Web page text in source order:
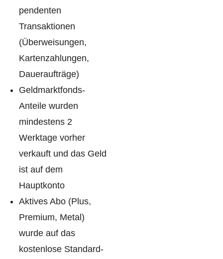
pendenten
Transaktionen
(Überweisungen,
Kartenzahlungen,
Daueraufträge)
Geldmarktfonds-
Anteile wurden
mindestens 2
Werktage vorher
verkauft und das Geld
ist auf dem
Hauptkonto
Aktives Abo (Plus,
Premium, Metal)
wurde auf das
kostenlose Standard-